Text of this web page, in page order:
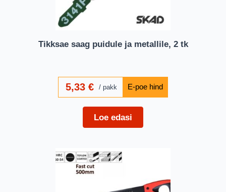
Tikksae saag puidule ja metallile, 2 tk
5,33 € pakk
Loe edasi